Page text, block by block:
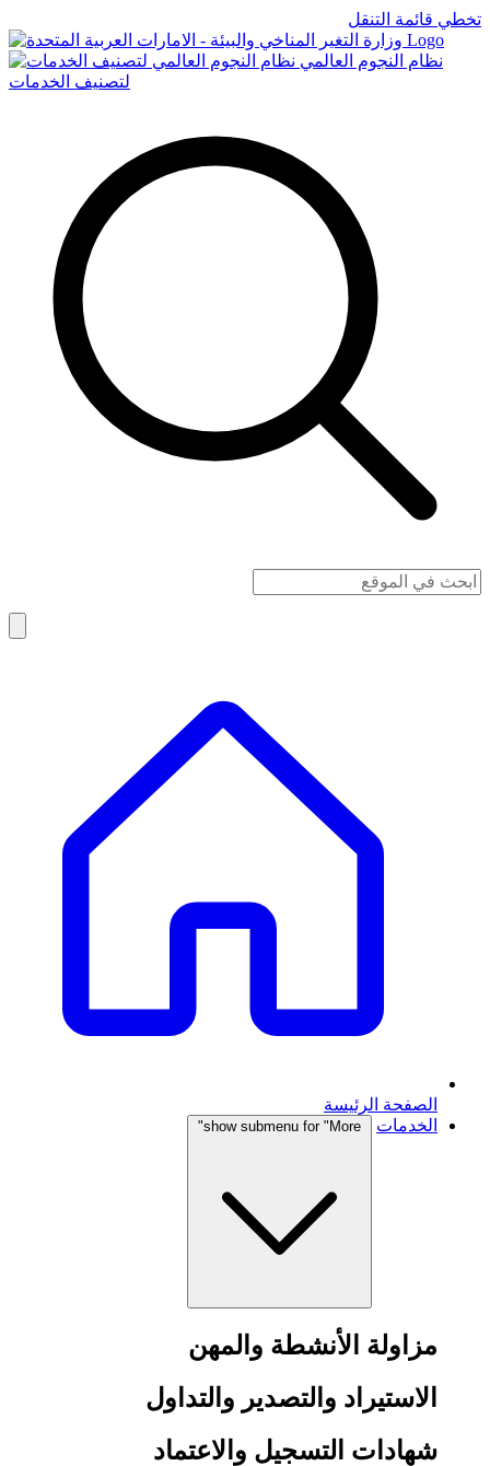
تخطي قائمة التنقل
Logo
نظام النجوم العالمي
لتصنيف الخدمات
الصفحة الرئيسة
الخدمات
show submenu for "More"
مزاولة الأنشطة والمهن
الاستيراد والتصدير والتداول
شهادات التسجيل والاعتماد